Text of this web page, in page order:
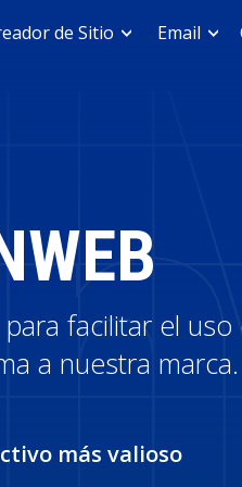
de Sitio Email
facilitar el uso
a nuestra marca.
más valioso